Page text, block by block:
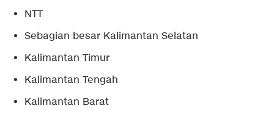
NTT
Sebagian besar Kalimantan Selatan
Kalimantan Timur
Kalimantan Tengah
Kalimantan Barat